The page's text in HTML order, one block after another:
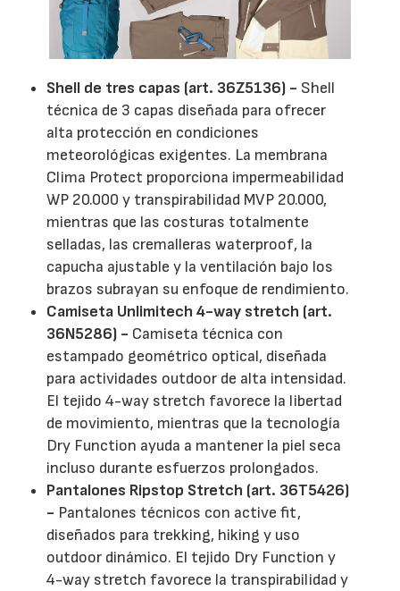
Shell de tres capas (art. 36Z5136) - Shell
técnica de 3 capas diseñada para ofrecer
alta protección en condiciones
meteorológicas exigentes. La membrana
Clima Protect proporciona impermeabilidad
WP 20.000 y transpirabilidad MVP 20.000,
mientras que las costuras totalmente
selladas, las cremalleras waterproof, la
capucha ajustable y la ventilación bajo los
brazos subrayan su enfoque de rendimiento.
Camiseta Unlimitech 4-way stretch (art.
36N5286) - Camiseta técnica con
estampado geométrico optical, diseñada
para actividades outdoor de alta intensidad.
El tejido 4-way stretch favorece la libertad
de movimiento, mientras que la tecnología
Dry Function ayuda a mantener la piel seca
incluso durante esfuerzos prolongados.
Pantalones Ripstop Stretch (art. 36T5426)
- Pantalones técnicos con active fit,
diseñados para trekking, hiking y uso
outdoor dinámico. El tejido Dry Function y
4-way stretch favorece la transpirabilidad y